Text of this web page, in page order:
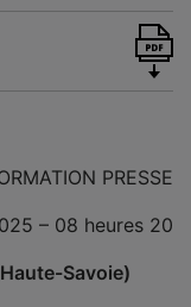
PRESSE
– 08 heures 20
Savoie)